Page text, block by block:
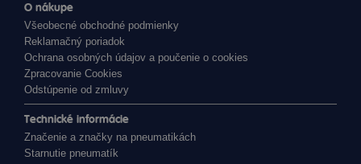
O nákupe
Všeobecné obchodné podmienky
Reklamačný poriadok
Ochrana osobných údajov a poučenie o cookies
Zpracovanie Cookies
Odstúpenie od zmluvy
Technické informácie
Značenie a značky na pneumatikách
Starnutie pneumatík